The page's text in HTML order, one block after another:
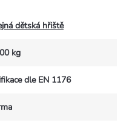
dětská hřiště
kg
dle EN 1176